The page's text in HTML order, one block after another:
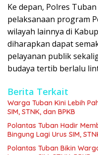
Ke depan, Polres
pelaksanaan program
wilayah lainnya di
diharapkan dapat
pelayanan publik
budaya tertib berlalu
Berita Terkait
Warga Tuban Kini Lebih
SIM, STNK, dan BPKB
Polantas Tuban Hadir
Bingung Lagi Urus SIM,
Polantas Tuban Bikin